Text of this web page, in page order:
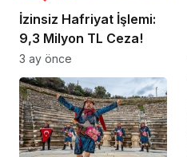
İzinsiz Hafriyat İşlemi:
9,3 Milyon TL Ceza!
3 ay önce